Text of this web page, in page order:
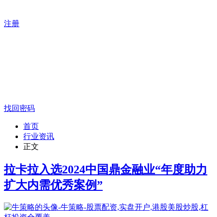
注册
找回密码
首页
行业资讯
正文
拉卡拉入选2024中国鼎金融业“年度助力
扩大内需优秀案例”